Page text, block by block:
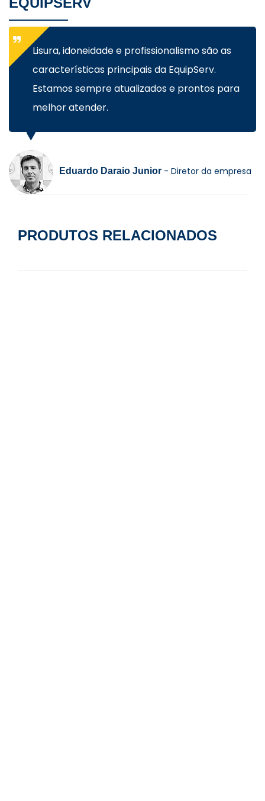
Lisura, idoneidade e profissionalismo são as
características principais da EquipServ.
Estamos sempre atualizados e prontos para
melhor atender.
Eduardo Daraio Junior - Diretor da empresa
PRODUTOS RELACIONADOS